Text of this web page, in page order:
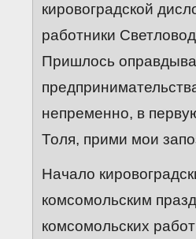
кировоградской
работники
Пришлось
непременно, в
Толя, прими мои
Начало
комсомольским
комсомольских